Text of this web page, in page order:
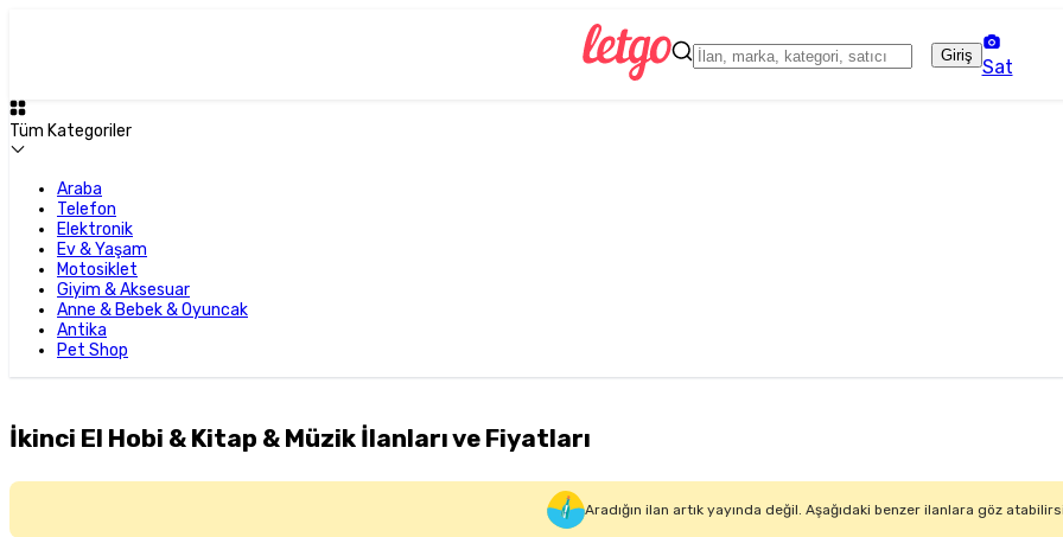
Giriş
Sat
Tüm Kategoriler
Araba
Telefon
Elektronik
Ev & Yaşam
Motosiklet
Giyim & Aksesuar
Anne & Bebek & Oyuncak
Antika
Pet Shop
İkinci El Hobi & Kitap & Müzik İlanları ve Fiyatları
Aradığın ilan artık yayında değil. Aşağıdaki benzer ilanlara göz